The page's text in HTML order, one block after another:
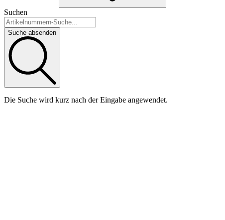
Suchen
Suche absenden
Die Suche wird kurz nach der Eingabe angewendet.